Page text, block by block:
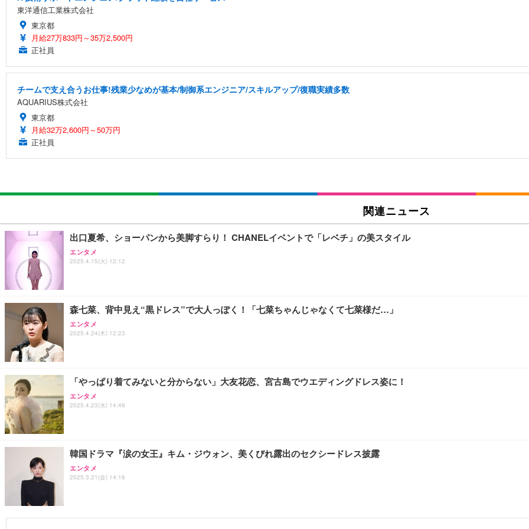
東洋通信工業株式会社
東京都
月給27万833円～35万2,500円
正社員
チームで支え合うお仕事!残業少なめが基本/制御系エンジニア/スキルアップ/復職実績多数
AQUARIUS株式会社
東京都
月給32万2,600円～50万円
正社員
関連ニュース
出口夏希、ショーパンから美脚すらり！ CHANELイベントで「レベチ」の美スタイル
エンタメ
2025.4.15(火) 12:12
森七菜、背中見え“黒ドレス”で大人っぽく！「七菜ちゃんじゃなくて七菜様だ…」
エンタメ
2025.4.24(木) 12:23
「やっぱり着てみないと分からない」大友花恋、宮古島でウエディングドレス姿に！
エンタメ
2025.4.23(水) 14:49
韓国ドラマ『涙の女王』キム・ジウォン、美くびれ露出のセクシードレス披露
エンタメ
2025.3.21(金) 14:16